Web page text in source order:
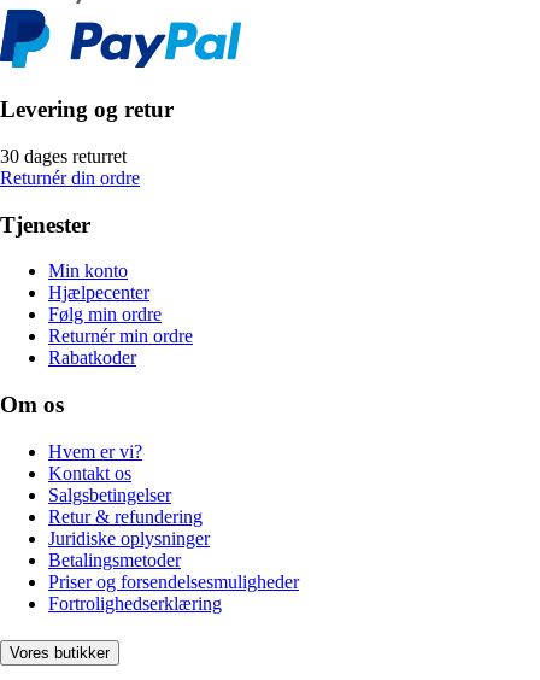
Levering og retur
30 dages returret
Returnér din ordre
Tjenester
Min konto
Hjælpecenter
Følg min ordre
Returnér min ordre
Rabatkoder
Om os
Hvem er vi?
Kontakt os
Salgsbetingelser
Retur & refundering
Juridiske oplysninger
Betalingsmetoder
Priser og forsendelsesmuligheder
Fortrolighedserklæring
Vores butikker